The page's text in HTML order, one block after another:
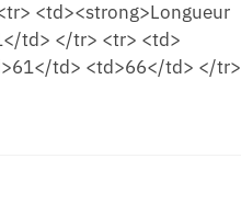
<td><strong>Longueur
td> </tr> <tr> <td>
td> <td>66</td> </tr>